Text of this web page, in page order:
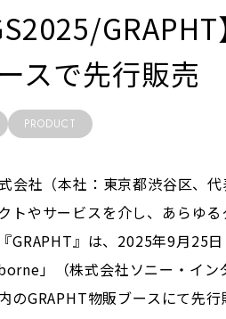
スで先行販売
PRODUCT
会社（本社：東京都渋谷区、
トやサービスを介し、あらゆ
GRAPHT』は、2025年9月25
」（株式会社ソニー・イ
のGRAPHT物販ブースにて先行